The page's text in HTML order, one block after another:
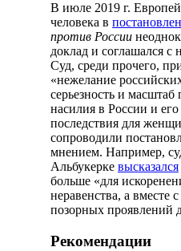
В июле 2019 г.
человека в
против России
доклад и соглашался
Суд, среди прочего,
«нежелание
серьезность и
насилия в России и
последствия для
сопроводили
мнением. Например,
Альбукерке высказался
больше «для
неравенства, а вместе
позорных проявлений
Рекомендации